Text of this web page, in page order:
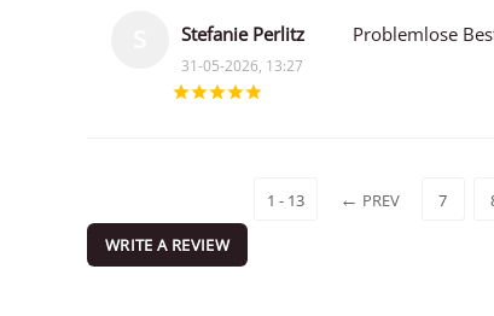
Stefanie Perlitz
31-05-2026, 13:27
Problemlose
1 - 13 PREV 7
WRITE A REVIEW